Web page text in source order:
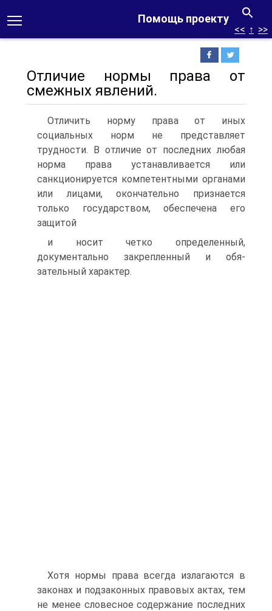
Помощь проекту
<< ↑ >>
Отличие нормы права от
смежных явлений.
Отличить норму права от иных
социальных норм не представляет
трудности. В отличие от последних любая
норма права устанавливается или
санкционируется компетентными органами
или лицами, оконча­тельно признается
только государством, обеспечена его
защитой
и носит четко определенный,
документально закрепленный и обя­
зательный характер.
Хотя нормы права всегда излагаются в
законах и подзаконных правовых актах, тем
не менее словесное содержание последних